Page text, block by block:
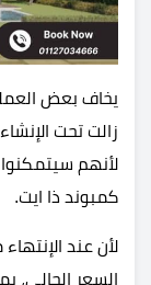
يخاف بعض
زالت تحت
لأنهم
كمبوند ذا ايت.
لأن عند
السعر الحالي،